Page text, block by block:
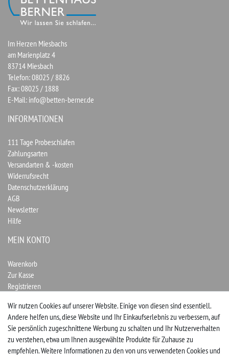
Im Herzen Miesbachs
am Marienplatz 4
83714 Miesbach
Telefon: 08025 / 8826
Fax: 08025 / 1888
E-Mail: info@betten-berner.de
INFORMATIONEN
111 Tage Probeschlafen
Zahlungsarten
Versandarten & -kosten
Widerrufsrecht
Datenschutzerklärung
AGB
Newsletter
Hilfe
MEIN KONTO
Warenkorb
Zur Kasse
Registrieren
Vertrag widerrufen
UNTERNEHMEN
Wir nutzen Cookies auf unserer Website. Einige von diesen sind essentiell.
Andere helfen uns, diese Website und Ihr Einkaufserlebnis zu verbessern, auf
Sie persönlich zugeschnittene Werbung zu schalten und Ihr Nutzerverhalten
zu verstehen, etwa um Ihnen ausgewählte Produkte für Zuhause zu
empfehlen. Weitere Informationen zu den von uns verwendeten Cookies und